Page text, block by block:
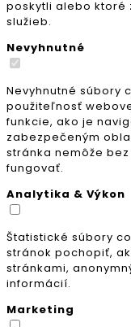
poskytli alebo ktoré
služieb.
Nevyhnutné
Nevyhnutné súbory
použiteľnosť
funkcie, ako je
zabezpečeným
stránka nemôže
fungovať.
Analytika & Výkon
Štatistické súbory
stránok pochopiť,
stránkami,
informácií.
Marketing